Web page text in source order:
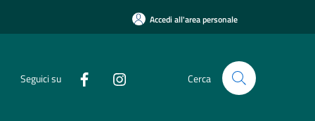
Accedi all'area personale
Seguici su Cerca